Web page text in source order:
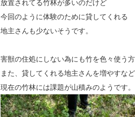
放置されてる竹林が多いのだけど
今回のように体験のために貸してくれる
地主さんも少ないそうです。
害獣の住処にしない為にも竹を色々使う
また、貸してくれる地主さんを増やすなど
現在の竹林には課題が山積みのようです。